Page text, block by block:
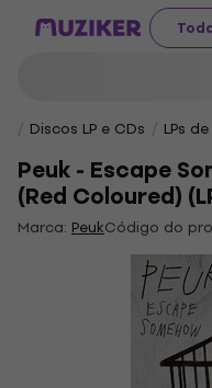
Discos LP e CDs LPs
Peuk - Escape
(Red Coloured)
Marca: PeukCódigo do